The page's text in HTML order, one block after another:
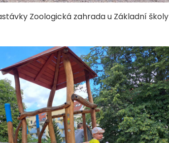
Zoologická zahrada u Základní školy